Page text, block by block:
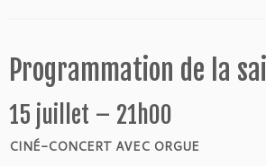
Programmation de la
15 juillet – 21h00
CINÉ-CONCERT AVEC ORGUE